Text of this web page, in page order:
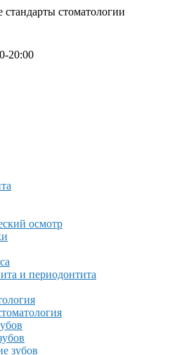
стоматологии
20:00
осмотр
и периодонтита
зубов